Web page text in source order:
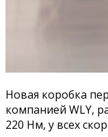
Новая коробка
компанией WLY,
220 Нм, у всех